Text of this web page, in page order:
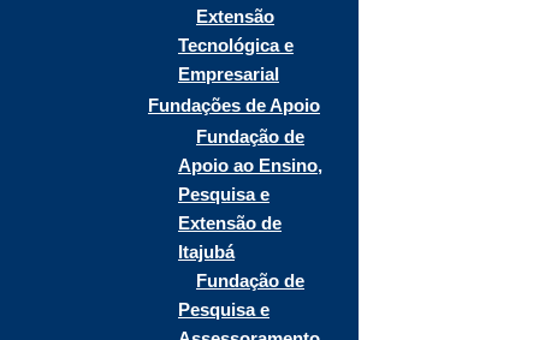
Extensão
Tecnológica e
Empresarial
Fundações de Apoio
Fundação de
Apoio ao Ensino,
Pesquisa e
Extensão de
Itajubá
Fundação de
Pesquisa e